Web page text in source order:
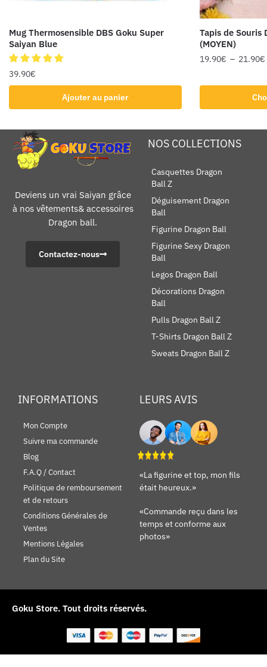
Mug Thermosensible DBS Goku Super
Saiyan Blue
39.90€
Ajouter au panier
Tapis de Souris
(MOYEN)
19.90€ – 21.90€
Deviens un vrai Saiyan grâce
à nos vêtements& accessoires
Dragon ball.
Contactez-nous
NOS COLLECTIONS
Casquettes Dragon
Ball Z
Déguisement Dragon
Ball
Figurine Dragon Ball
Figurine Sexy Dragon
Ball
Legos Dragon Ball
Décorations Dragon
Ball
Pulls Dragon Ball Z
T-Shirts Dragon Ball Z
Sweats Dragon Ball Z
INFORMATIONS
Mon Compte
Suivre ma commande
Blog
F.A.Q / Contact
Politique de remboursement
et de retours
Conditions Générales de
Ventes
Mentions Légales
Plan du Site
LEURS AVIS
«La figurine et top, mon fils
était heureux.»
«Commande reçu dans les
temps et conforme aux
photos»
Goku Store. Tout droits réservés.